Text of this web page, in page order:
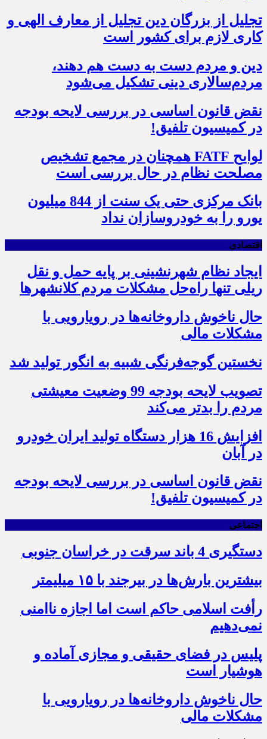
تجلیل از بزرگان دین تجلیل از معارف الهی و
کاری لازم برای کشور است
دین و مردم دست به‌ دست هم دهند،
مردم‌سالاری دینی تشکیل می‌شود
نقض قانون اساسی در بررسی لایحه بودجه
در کمیسیون تلفیق!
لوایح FATF همچنان در مجمع تشخیص
مصلحت نظام در حال بررسی است
بانک مرکزی حتی یک سنت از 844 میلیون
یورو را به خودروسازان نداد
اقتصادی
ایجاد نظام شهرنشینی بر پایه حمل و نقل
ریلی تنها راه‌حل مشکلات مردم کلانشهرها
حال ناخوش داروخانه‌ها در رویارویی با
مشکلات مالی
نخستین گوجه‌فرنگی شبیه به انگور تولید شد
تصویب لایحه بودجه 99 وضعیت معیشتی
مردم را بدتر می‌کند
افزایش 16 هزار دستگاه تولید ایران خودرو
در آبان
نقض قانون اساسی در بررسی لایحه بودجه
در کمیسیون تلفیق!
اجتماعی
دستگیری 4 باند سرقت در خراسان جنوبی
بیشترین بارش‌ها در بیرجند با ۱۵ میلیمتر
رأفت اسلامی حاکم است اما اجازه ناامنی
نمی‌دهیم
پلیس در فضای حقیقی و مجازی آماده و
هوشیار است
حال ناخوش داروخانه‌ها در رویارویی با
مشکلات مالی